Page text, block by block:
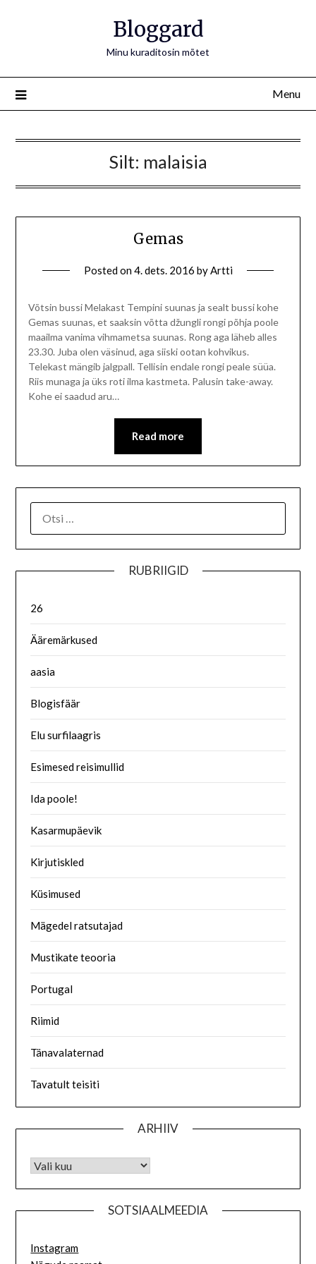
Bloggard
Minu kuraditosin mõtet
Menu
Silt: malaisia
Gemas
Posted on4. dets. 2016 byArtti
Võtsin bussi Melakast Tempini suunas ja sealt bussi kohe
Gemas suunas, et saaksin võtta džungli rongi põhja poole
maailma vanima vihmametsa suunas. Rong aga läheb alles
23.30. Juba olen väsinud, aga siiski ootan kohvikus.
Telekast mängib jalgpall. Tellisin endale rongi peale süüa.
Riis munaga ja üks roti ilma kastmeta. Palusin take-away.
Kohe ei saadud aru…
Read more
RUBRIIGID
26
Ääremärkused
aasia
Blogisfäär
Elu surfilaagris
Esimesed reisimullid
Ida poole!
Kasarmupäevik
Kirjutiskled
Küsimused
Mägedel ratsutajad
Mustikate teooria
Portugal
Riimid
Tänavalaternad
Tavatult teisiti
ARHIIV
SOTSIAALMEEDIA
Instagram